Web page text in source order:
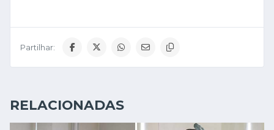
Partilhar:
RELACIONADAS